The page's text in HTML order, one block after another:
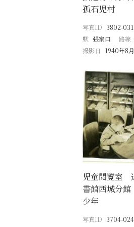
孤石児村
写真ID 3802-
駅 張家口 路線
撮影日
1940年8月
児童閲覧室
書館西城分
少年
写真ID 3704-